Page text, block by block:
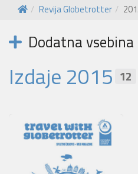
Revija Globetrotter
Dodatna vsebina
Izdaje 2015 12
Pošlji
Pomagaj otrokom z manj